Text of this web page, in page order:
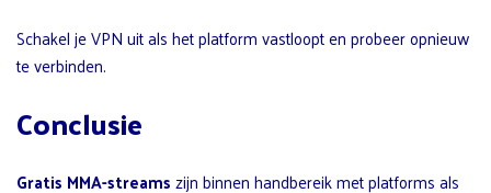
Schakel je VPN uit als het platform vastloopt en probeer opnieuw
te verbinden.
Conclusie
Gratis MMA-streamszijn binnen handbereik met platforms als